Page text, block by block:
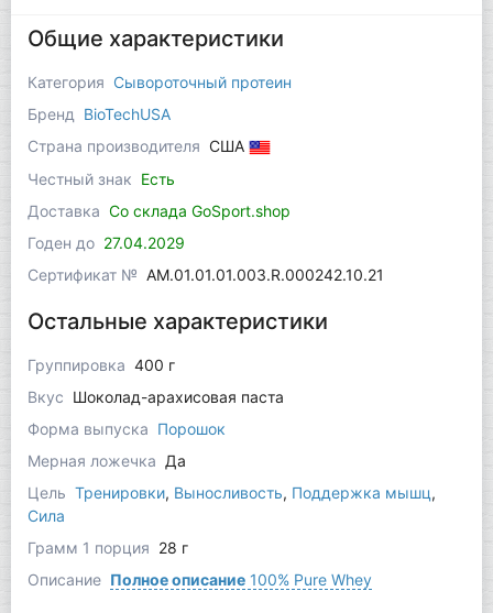
Общие характеристики
Категория Сывороточный протеин
Бренд
BioTechUSA
Страна производителя США
Честный знак Есть
Доставка Со склада GoSport.shop
Годен до 27.04.2029
Сертификат № AM.01.01.01.003.R.000242.10.21
Остальные характеристики
Группировка 400 г
Вкус Шоколад-арахисовая паста
Форма выпуска Порошок
Мерная ложечка Да
Цель Тренировки, Выносливость, Поддержка мышц,
Сила
Грамм 1 порция 28 г
Описание Полное описание100% Pure Whey